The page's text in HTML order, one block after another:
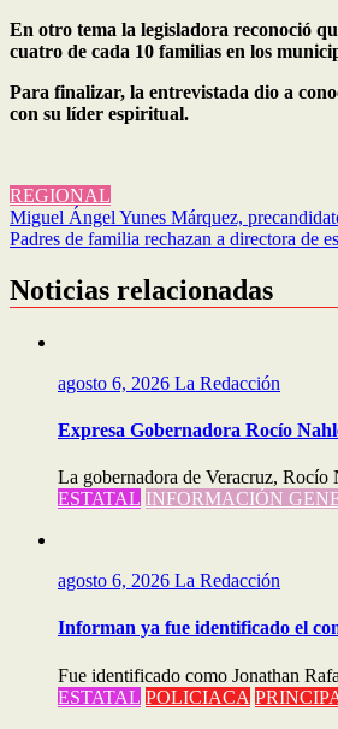
En otro tema la legisladora reconoció
cuatro de cada 10 familias en los
Para finalizar, la entrevistada dio a
con su líder espiritual.
REGIONAL
Navegación
de
entradas
Miguel Ángel Yunes Márquez,
Padres de familia rechazan a directora de
Noticias relacionadas
agosto 6, 2026 La Redacción
Expresa Gobernadora Rocío
La gobernadora de Veracruz,
ESTATAL INFORMACIÓN
agosto 6, 2026 La Redacción
Informan ya fue identificado el
Fue identificado como Jonathan
ESTATAL POLICIACA